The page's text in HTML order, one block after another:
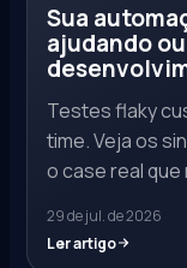
Sua
ajudando
Testes flaky
time. Veja os
o case real que
29 de jul. de 2026
Ler artigo